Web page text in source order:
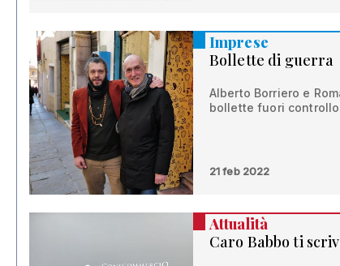
Imprese
Bollette di guerra
Alberto Borriero e
bollette fuori
21 feb 2022
Attualità
Caro Babbo ti